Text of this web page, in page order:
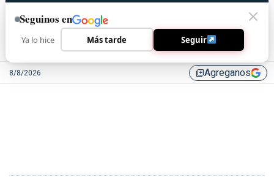
8/8/2026 library_addAgreganos
Seguinos en
Ya lo hice Más tarde Seguir